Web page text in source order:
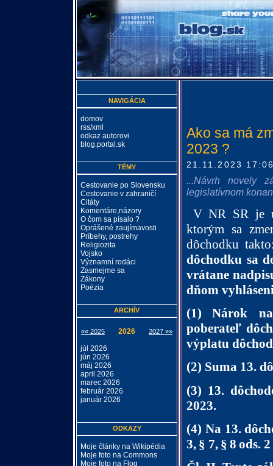
Ako sa má
2023 ?
21.11.2023
...Návrh novely
legislatívnom
V NR SR je
ktorým sa
dôchodku
dôchodku sa
vrátane
dňom
(1) Nárok
na
poberateľ
výplatu
(2) Suma 13.
(3) 13.
2023.
(4) Na 13.
3, § 7, § 8 ods. 2
NAVIGÁCIA
domov
rss/xml
odkaz autorovi
blog.portal.sk
TÉMY
Cestovanie po Slovensku
Cestovanie v zahraničí
Citáty
Komentáre,názory
O čom sa písalo ?
Oprášené zaujímavosti
Príbehy, postrehy
Religiozita
Vojsko
Významní rodáci
Zasmejme sa
Zákony
Poézia
ARCHÍV
«« 2025 2026 2027 »»
júl 2026
jún 2026
máj 2026
april 2026
marec 2026
február 2026
január 2026
ODKAZY
Moje články na Wikipédia
Moje foto na Commons
Moje foto na Flog